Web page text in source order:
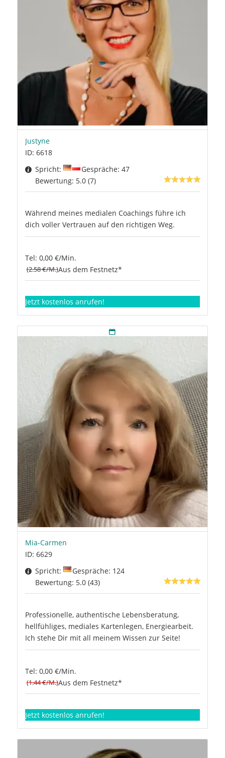
Justyne
ID: 6618
Spricht:
Gespräche: 47
Bewertung: 5.0 (7)
Während meines medialen Coachings führe ich
dich voller Vertrauen auf den richtigen Weg.
Tel: 0,00 €/Min.
(2.58 €/M.)Aus dem Festnetz*
Jetzt kostenlos anrufen!
Mia-Carmen
ID: 6629
Spricht:
Gespräche: 124
Bewertung: 5.0 (43)
Professionelle, authentische Lebensberatung,
hellfühliges, mediales Kartenlegen, Energiearbeit.
Ich stehe Dir mit all meinem Wissen zur Seite!
Tel: 0,00 €/Min.
(1.44 €/M.)Aus dem Festnetz*
Jetzt kostenlos anrufen!